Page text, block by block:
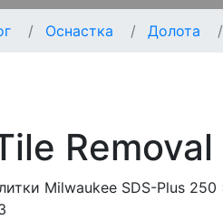
Оснастка Долота
Milwaukee SDS-Plus